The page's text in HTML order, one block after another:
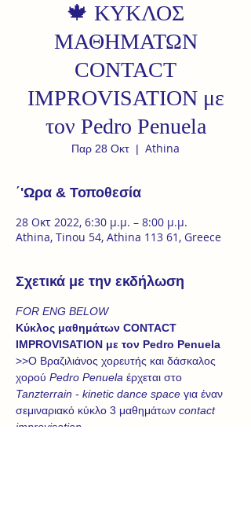
🍁 ΚΥΚΛΟΣ
ΜΑΘΗΜΑΤΩΝ
CONTACT
IMPROVISATION με
τον Pedro Penuela
Παρ 28 Οκτ
  |
Athina
΄'Ωρα & Τοποθεσία
28 Οκτ 2022, 6:30 μ.μ. – 8:00 μ.μ.
Athina, Tinou 54, Athina 113 61, Greece
Σχετικά με την εκδήλωση
FOR ENG BELOW
Κύκλος μαθημάτων CONTACT
IMPROVISATION με τον Pedro Penuela
>>O Βραζιλιάνος χορευτής και δάσκαλος
χορού Pedro Penuela έρχεται στο
Tanzterrain - kinetic dance space για έναν
σεμιναριακό κύκλο 3 μαθημάτων contact
improvisation